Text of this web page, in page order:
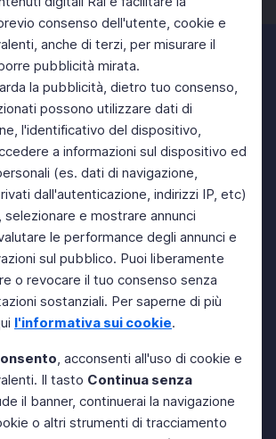
consenso dell'utente, cookie e
anche di terzi, per misurare il
pubblicità mirata.
la pubblicità, dietro tuo consenso,
possono utilizzare dati di
l'identificativo del dispositivo,
a informazioni sul dispositivo ed
(es. dati di navigazione,
dall'autenticazione, indirizzi IP, etc)
selezionare e mostrare annunci
le performance degli annunci e
sul pubblico. Puoi liberamente
o revocare il tuo consenso senza
sostanziali. Per saperne di più
l'informativa sui cookie.
, acconsenti all'uso di cookie e
Il tasto Continua senza
il banner, continuerai la navigazione
o altri strumenti di tracciamento